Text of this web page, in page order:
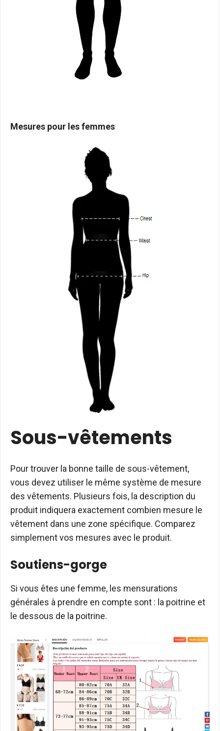
Mesures pour les femmes
Sous-vêtements
Pour trouver la bonne taille de sous-vêtement,
vous devez utiliser le même système de mesure
des vêtements. Plusieurs fois, la description du
produit indiquera exactement combien mesure le
vêtement dans une zone spécifique. Comparez
simplement vos mesures avec le produit.
Soutiens-gorge
Si vous êtes une femme, les mensurations
générales à prendre en compte sont : la poitrine et
le dessous de la poitrine.